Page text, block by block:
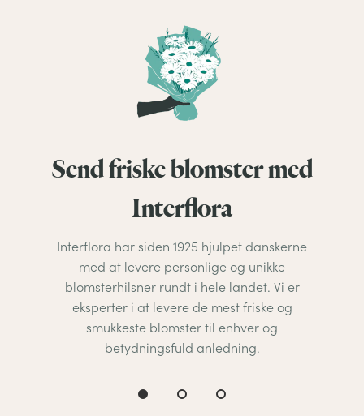
Send friske blomster med
Interflora
Interflora har siden 1925 hjulpet danskerne
med at levere personlige og unikke
blomsterhilsner rundt i hele landet. Vi er
eksperter i at levere de mest friske og
smukkeste blomster til enhver og
betydningsfuld anledning.